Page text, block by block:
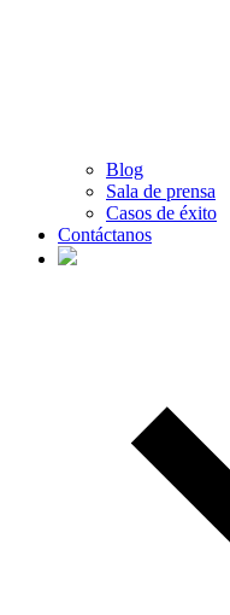
Blog
Sala de prensa
Casos de éxito
Contáctanos